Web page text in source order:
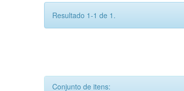
Resultado 1-1 de 1.
Conjunto de itens: